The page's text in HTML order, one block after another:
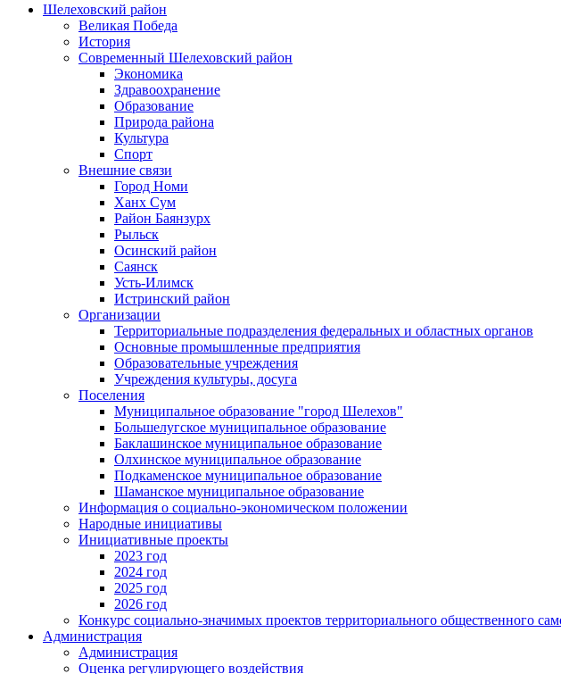
Шелеховский район
Великая Победа
История
Современный Шелеховский район
Экономика
Здравоохранение
Образование
Природа района
Культура
Спорт
Внешние связи
Город Номи
Ханх Сум
Район Баянзурх
Рыльск
Осинский район
Саянск
Усть-Илимск
Истринский район
Организации
Территориальные подразделения федеральных и областных органов
Основные промышленные предприятия
Образовательные учреждения
Учреждения культуры, досуга
Поселения
Муниципальное образование "город Шелехов"
Большелугское муниципальное образование
Баклашинское муниципальное образование
Олхинское муниципальное образование
Подкаменское муниципальное образование
Шаманское муниципальное образование
Информация о социально-экономическом положении
Народные инициативы
Инициативные проекты
2023 год
2024 год
2025 год
2026 год
Конкурс социально-значимых проектов территориального общественного
Администрация
Администрация
Оценка регулирующего воздействия